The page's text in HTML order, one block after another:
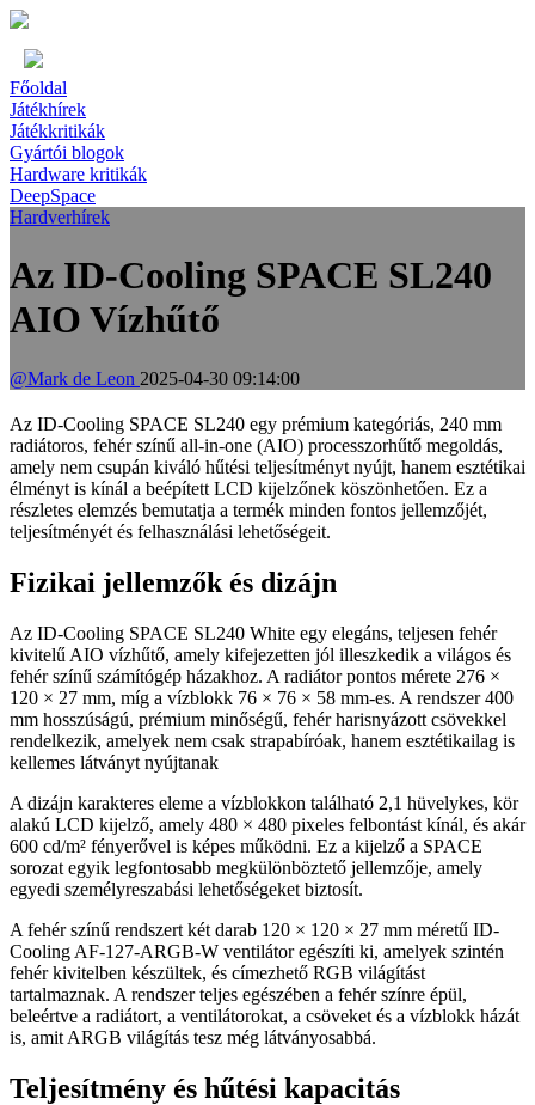
Főoldal
Játékhírek
Játékkritikák
Gyártói blogok
Hardware kritikák
DeepSpace
Hardverhírek
Az ID-Cooling SPACE SL240
AIO Vízhűtő
@Mark de Leon 2025-04-30 09:14:00
Az ID-Cooling SPACE SL240 egy prémium kategóriás, 240 mm
radiátoros, fehér színű all-in-one (AIO) processzorhűtő megoldás,
amely nem csupán kiváló hűtési teljesítményt nyújt, hanem esztétikai
élményt is kínál a beépített LCD kijelzőnek köszönhetően. Ez a
részletes elemzés bemutatja a termék minden fontos jellemzőjét,
teljesítményét és felhasználási lehetőségeit.
Fizikai jellemzők és dizájn
Az ID-Cooling SPACE SL240 White egy elegáns, teljesen fehér
kivitelű AIO vízhűtő, amely kifejezetten jól illeszkedik a világos és
fehér színű számítógép házakhoz. A radiátor pontos mérete 276 ×
120 × 27 mm, míg a vízblokk 76 × 76 × 58 mm-es. A rendszer 400
mm hosszúságú, prémium minőségű, fehér harisnyázott csövekkel
rendelkezik, amelyek nem csak strapabíróak, hanem esztétikailag is
kellemes látványt nyújtanak
A dizájn karakteres eleme a vízblokkon található 2,1 hüvelykes, kör
alakú LCD kijelző, amely 480 × 480 pixeles felbontást kínál, és akár
600 cd/m² fényerővel is képes működni. Ez a kijelző a SPACE
sorozat egyik legfontosabb megkülönböztető jellemzője, amely
egyedi személyreszabási lehetőségeket biztosít.
A fehér színű rendszert két darab 120 × 120 × 27 mm méretű ID-
Cooling AF-127-ARGB-W ventilátor egészíti ki, amelyek szintén
fehér kivitelben készültek, és címezhető RGB világítást
tartalmaznak. A rendszer teljes egészében a fehér színre épül,
beleértve a radiátort, a ventilátorokat, a csöveket és a vízblokk házát
is, amit ARGB világítás tesz még látványosabbá.
Teljesítmény és hűtési kapacitás